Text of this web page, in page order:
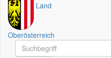
Land
Oberösterreich
Schnellsuche
Schnellsuche